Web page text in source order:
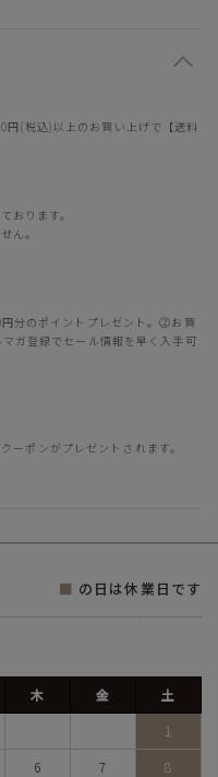
円(税込)以上のお買い上げで【送料
おります。
ん。
分のポイントプレゼント。②お買
ガ登録でセール情報を早く入手可
ーポンがプレゼントされます。
■ の日は休業日です
木 金
土
1
6 7
8